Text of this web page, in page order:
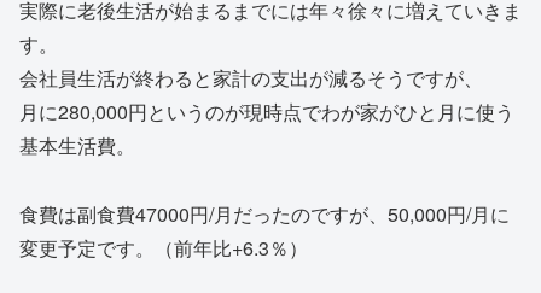
実際に老後生活が始まるまでには年々徐々に増えていきま
す。
会社員生活が終わると家計の支出が減るそうですが、
月に280,000円というのが現時点でわが家がひと月に使う
基本生活費。
食費は副食費47000円/月だったのですが、50,000円/月に
変更予定です。（前年比+6.3％）